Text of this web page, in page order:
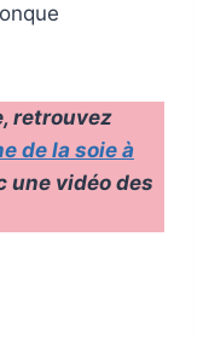
retrouvez
de la soie à
une vidéo des